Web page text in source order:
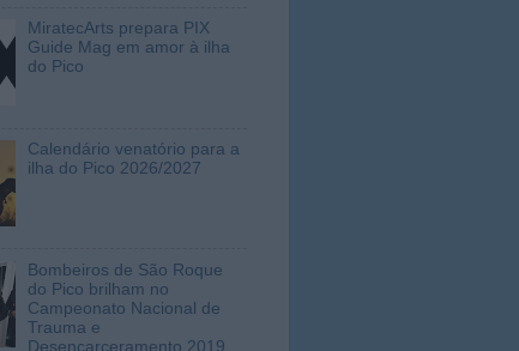
MiratecArts prepara PIX
Guide Mag em amor à ilha
do Pico
Calendário venatório para a
ilha do Pico 2026/2027
Bombeiros de São Roque
do Pico brilham no
Campeonato Nacional de
Trauma e
Desencarceramento 2019